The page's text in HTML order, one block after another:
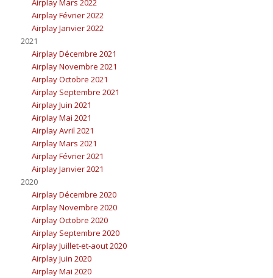
Airplay Mars 2022
Airplay Février 2022
Airplay Janvier 2022
2021
Airplay Décembre 2021
Airplay Novembre 2021
Airplay Octobre 2021
Airplay Septembre 2021
Airplay Juin 2021
Airplay Mai 2021
Airplay Avril 2021
Airplay Mars 2021
Airplay Février 2021
Airplay Janvier 2021
2020
Airplay Décembre 2020
Airplay Novembre 2020
Airplay Octobre 2020
Airplay Septembre 2020
Airplay Juillet-et-aout 2020
Airplay Juin 2020
Airplay Mai 2020